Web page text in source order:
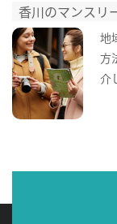
香川のマンスリ
地
方
介